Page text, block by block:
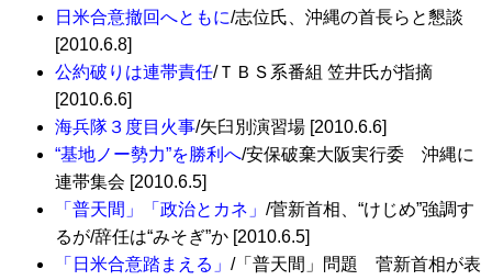
日米合意撤回へともに/志位氏、沖縄の首長らと懇談
[2010.6.8]
公約破りは連帯責任/ＴＢＳ系番組 笠井氏が指摘
[2010.6.6]
海兵隊３度目火事/矢臼別演習場 [2010.6.6]
“基地ノー勢力”を勝利へ/安保破棄大阪実行委 沖縄に
連帯集会 [2010.6.5]
「普天間」「政治とカネ」 /菅新首相、“けじめ”強調す
るが/辞任は“みそぎ”か [2010.6.5]
「日米合意踏まえる」 /「普天間」問題 菅新首相が表